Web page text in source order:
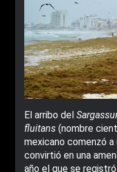
El arribo del
fluitans (nombre
mexicano comenzó
convirtió en una
año el que se